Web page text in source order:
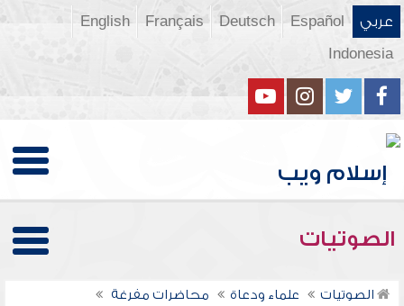
عربي Español
Deutsch
Français
English
Indonesia
الصوتيات
الصوتيات علماء ودعاة
محاضرات مفرغة